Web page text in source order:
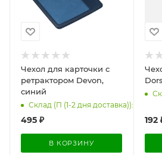
Чехол для карточки с
ретрактором Devon,
синий
Склад (П (1-2 дня доставка)): 103
495 ₽
В КОРЗИНУ
192